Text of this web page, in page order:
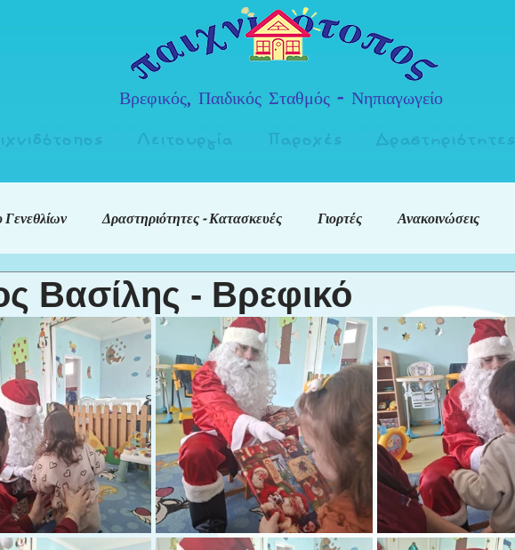
Βρεφικός, Παιδικός Σταθμός - Νηπιαγωγείο
Λειτουργία Παροχές Δραστηριότητες
Δραστηριότητες - Κατασκευές Γιορτές Ανακοινώσεις
Βασίλης - Βρεφικό